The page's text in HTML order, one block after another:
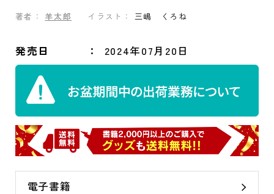
著者： 羊太郎 イラスト： 三嶋 くろね
発売日 2024年07月20日
電子書籍